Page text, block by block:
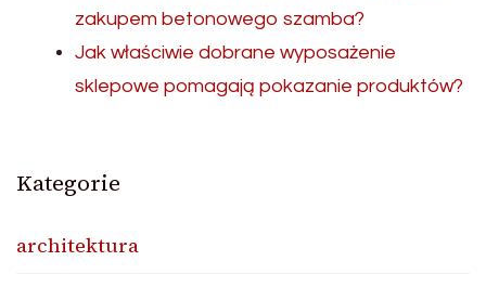
zakupem betonowego szamba?
Jak właściwie dobrane wyposażenie
sklepowe pomagają pokazanie produktów?
Kategorie
architektura